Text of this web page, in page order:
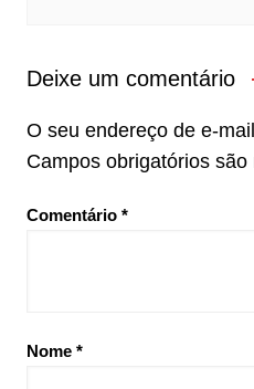
Deixe um comentário
O seu endereço de e-
Campos obrigatórios são
Comentário *
Nome *